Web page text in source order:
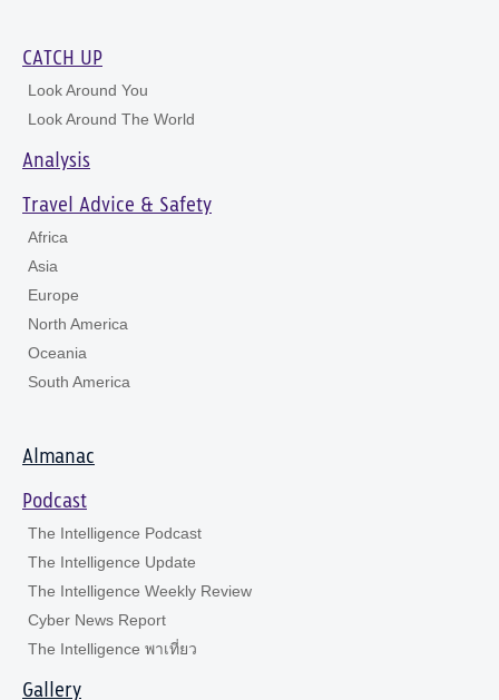
CATCH UP
Look Around You
Look Around The World
Analysis
Travel Advice & Safety
Africa
Asia
Europe
North America
Oceania
South America
Almanac
Podcast
The Intelligence Podcast
The Intelligence Update
The Intelligence Weekly Review
Cyber News Report
The Intelligence พาเที่ยว
Gallery